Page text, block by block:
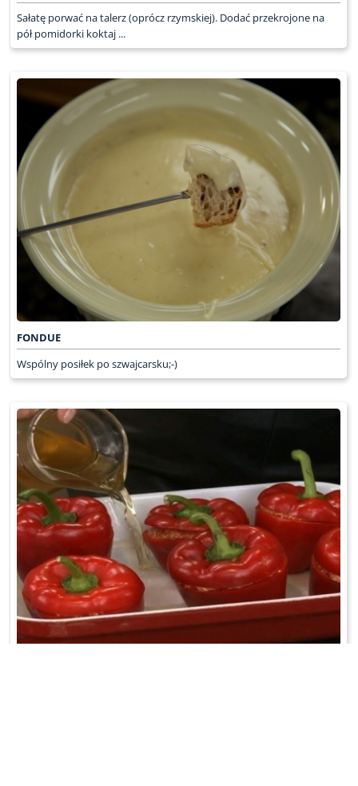
Sałatę porwać na talerz (oprócz rzymskiej). Dodać przekrojone na
pół pomidorki koktaj ...
FONDUE
Wspólny posiłek po szwajcarsku;-)